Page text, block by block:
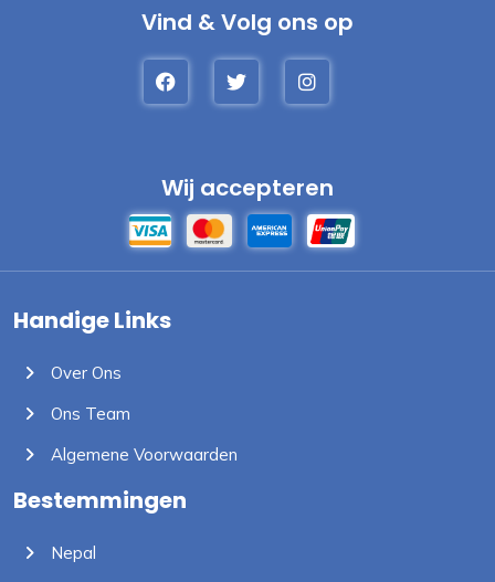
Vind & Volg ons op
Wij accepteren
Handige Links
Over Ons
Ons Team
Algemene Voorwaarden
Bestemmingen
Nepal